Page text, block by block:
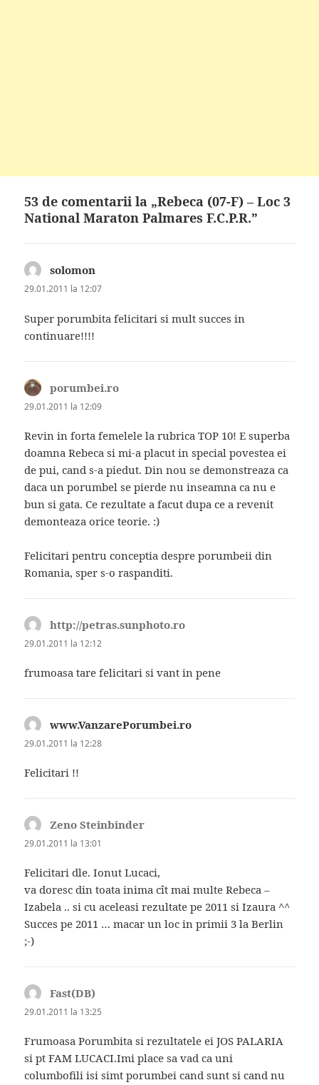
53 de comentarii la „Rebeca (07-F) – Loc 3
National Maraton Palmares F.C.P.R.”
solomon
29.01.2011 la 12:07
Super porumbita felicitari si mult succes in
continuare!!!!
porumbei.ro
29.01.2011 la 12:09
Revin in forta femelele la rubrica TOP 10! E superba
doamna Rebeca si mi-a placut in special povestea ei
de pui, cand s-a piedut. Din nou se demonstreaza ca
daca un porumbel se pierde nu inseamna ca nu e
bun si gata. Ce rezultate a facut dupa ce a revenit
demonteaza orice teorie. :)
Felicitari pentru conceptia despre porumbeii din
Romania, sper s-o raspanditi.
http://petras.sunphoto.ro
29.01.2011 la 12:12
frumoasa tare felicitari si vant in pene
www.VanzarePorumbei.ro
29.01.2011 la 12:28
Felicitari !!
Zeno Steinbinder
29.01.2011 la 13:01
Felicitari dle. Ionut Lucaci,
va doresc din toata inima cît mai multe Rebeca –
Izabela .. si cu aceleasi rezultate pe 2011 si Izaura ^^
Succes pe 2011 … macar un loc in primii 3 la Berlin
;-)
Fast(DB)
29.01.2011 la 13:25
Frumoasa Porumbita si rezultatele ei JOS PALARIA
si pt FAM LUCACI.Imi place sa vad ca uni
columbofili isi simt porumbei cand sunt si cand nu